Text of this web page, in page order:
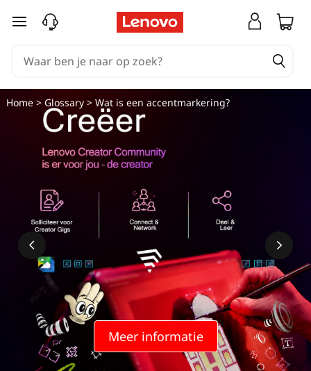
W
Ga naar de hoofdinhoud
Meer informatie
Home> Glossary> Wat is een accentmarkering?